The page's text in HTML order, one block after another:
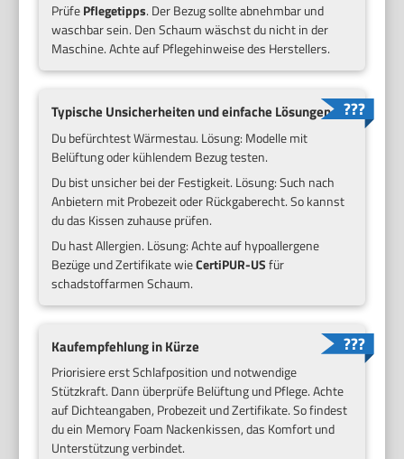
PrüfePflegetipps. Der Bezug sollte abnehmbar und
waschbar sein. Den Schaum wäschst du nicht in der
Maschine. Achte auf Pflegehinweise des Herstellers.
Typische Unsicherheiten und einfache Lösungen
Du befürchtest Wärmestau. Lösung: Modelle mit
Belüftung oder kühlendem Bezug testen.
Du bist unsicher bei der Festigkeit. Lösung: Such nach
Anbietern mit Probezeit oder Rückgaberecht. So kannst
du das Kissen zuhause prüfen.
Du hast Allergien. Lösung: Achte auf hypoallergene
Bezüge und Zertifikate wieCertiPUR-USfür
schadstoffarmen Schaum.
Kaufempfehlung in Kürze
Priorisiere erst Schlafposition und notwendige
Stützkraft. Dann überprüfe Belüftung und Pflege. Achte
auf Dichteangaben, Probezeit und Zertifikate. So findest
du ein Memory Foam Nackenkissen, das Komfort und
Unterstützung verbindet.